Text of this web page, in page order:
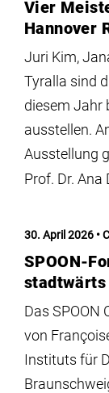
Vier
Hannover
Juri Kim,
Tyralla sind
diesem Jahr
ausstellen.
Ausstellung
Prof. Dr.
30. April 2026
SPOON-
stadtwärts
Das SPOON
von
Instituts für